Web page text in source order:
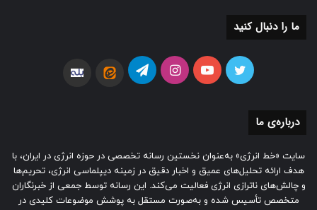
ما را دنبال کنید
توییتریوتیوباینستاگرام
تلگرام ایتا
درباره‌ی ما
سایت «خط انرژی» به‌عنوان نخستین رسانه تخصصی در حوزه انرژی در ایران، با
هدف ارائه تحلیل‌های عمیق و اخبار دقیق در زمینه دیپلماسی انرژی، تحریم‌ها
و چالش‌های ناترازی انرژی فعالیت می‌کند. این رسانه توسط جمعی از خبرنگاران
متخصص تأسیس شده و به‌صورت مستقل به پوشش موضوعات کلیدی در